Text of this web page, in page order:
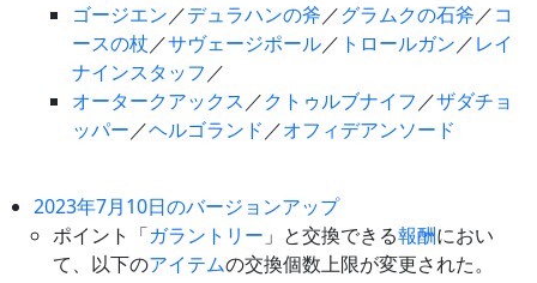
ゴージエン／デュラハンの斧／グラムクの石斧／コ
ースの杖／サヴェージポール／ トロールガン／レイ
ナインスタッフ ／
オータークアックス ／クトゥルブナイフ ／ザダチョ
ッパー／ヘルゴランド ／オフィデアンソード
2023年7月10日のバージョンアップ
ポイント「ガラントリー 」と交換できる報酬におい
て、以下のアイテムの交換個数上限が変更された。